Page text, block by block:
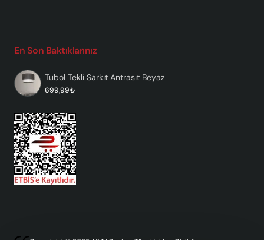
En Son Baktıklarınız
Tubol Tekli Sarkıt Antrasit Beyaz
699,99₺